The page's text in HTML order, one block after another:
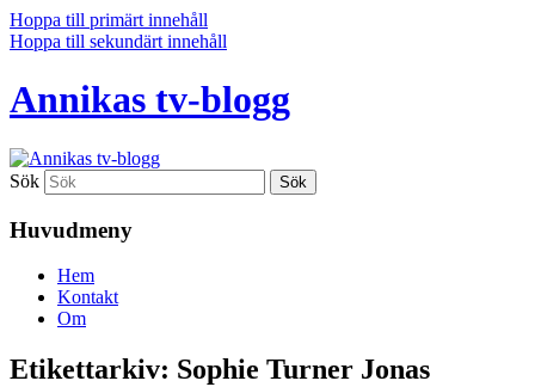
Hoppa till primärt innehåll
Hoppa till sekundärt innehåll
Annikas tv-blogg
Sök
Huvudmeny
Hem
Kontakt
Om
Etikettarkiv: Sophie Turner Jonas